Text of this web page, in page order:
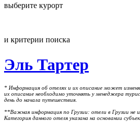
выберите курорт
и критерии поиска
Эль Тартер
* Информация об отелях и их описание может
их описание необходимо уточнять у менеджера
день до начала путешествия.
**Важная информация по Грузии: отели в Грузии не
Категория данного отеля указана на основании